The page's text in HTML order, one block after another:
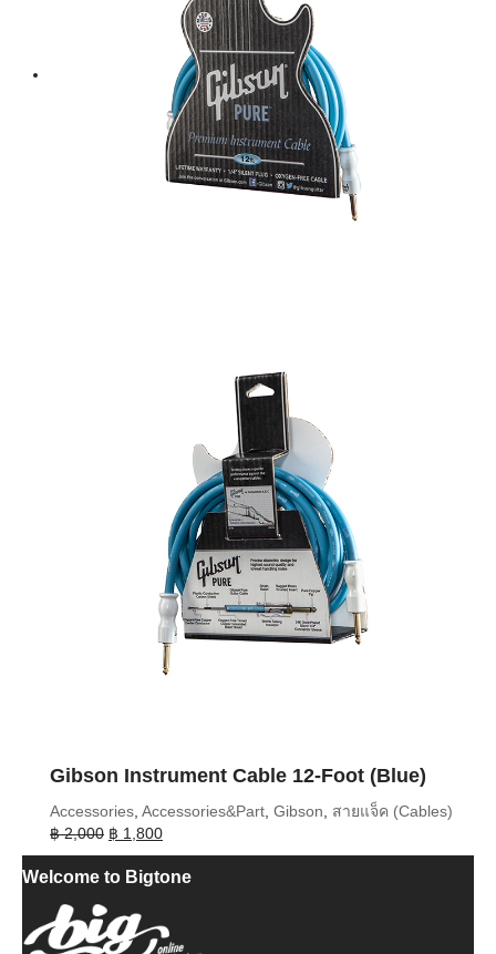
Gibson Instrument Cable 12-Foot (Blue)
Accessories Accessories&Part Gibson
สายแจ็ค (Cables)
฿2,000 Original
price
was:
฿ 1,800Current
price
is:
Welcome to Bigtone